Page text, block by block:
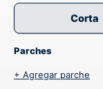
Corta
Parches
+ Agregar parche